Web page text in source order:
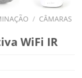
/ CÂMARAS
WiFi IR